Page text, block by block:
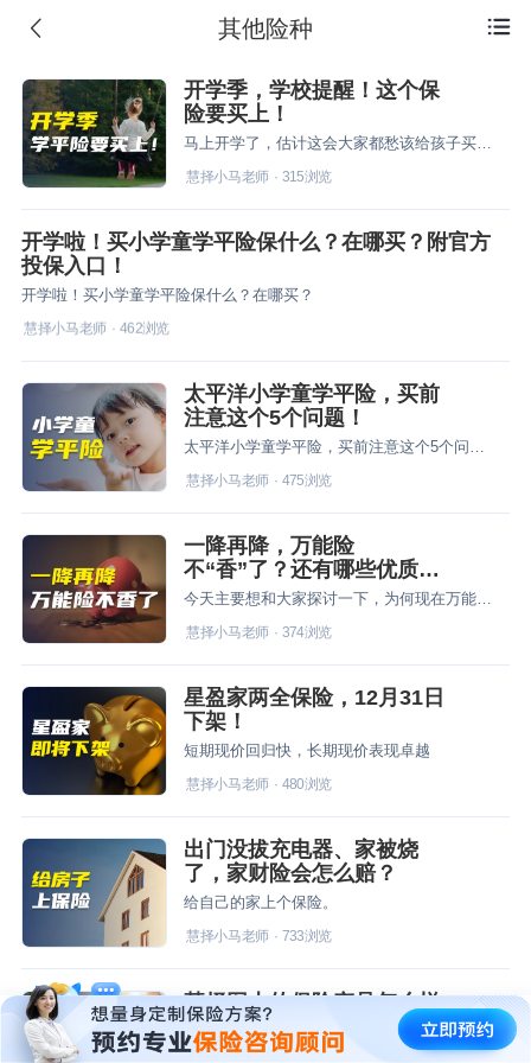
 其他险种
开学季，学校提醒！这个保
险要买上！
马上开学了，估计这会大家都愁该给孩子买啥学平险。
慧择小马老师· 315浏览
开学啦！买小学童学平险保什么？在哪买？附官方
投保入口！
开学啦！买小学童学平险保什么？在哪买？
慧择小马老师 · 462浏览
太平洋小学童学平险，买前
注意这个5个问题！
慧择小马老师· 475浏览
一降再降，万能险
不“香”了？还有哪些优质稳
健的资产增值渠道？
今天主要想和大家探讨一下，为何现在万能险利率下调如此之快，万能险还有必要买吗？以及目前还有哪些优质稳健的资产增值渠道？
慧择小马老师· 374浏览
星盈家两全保险，12月31日
下架！
短期现价回归快，长期现价表现卓越
慧择小马老师· 480浏览
出门没拔充电器、家被烧
了，家财险会怎么赔？
给自己的家上个保险。
慧择小马老师· 733浏览
慧择网上的保险产品怎么样
买保险要注意什么
慧择网上的保险产品怎么样？保险险种多样，进一步升级定制产品体系，满足用户多元化的保障需求。
不懂就问星球君
已为0位用户服务
免费咨询